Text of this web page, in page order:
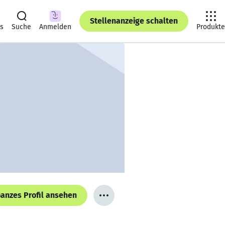
Suche Anmelden
Stellenanzeige schalten
Produkte
Profil ansehen